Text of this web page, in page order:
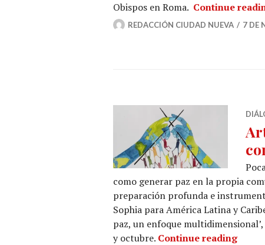
Obispos en Roma. Continue
REDACCIÓN CIUDAD NUEVA 7 DE
como generar paz en la propia
preparación profunda e
Sophia para América Latina y
paz, un enfoque
y octubre. Continue reading